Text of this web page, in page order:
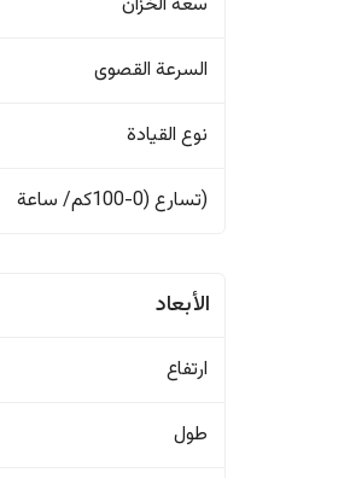
السرعة القصوى
نوع القيادة
(تسارع (0-100كم/ ساعة
الأبعاد
ارتفاع
طول